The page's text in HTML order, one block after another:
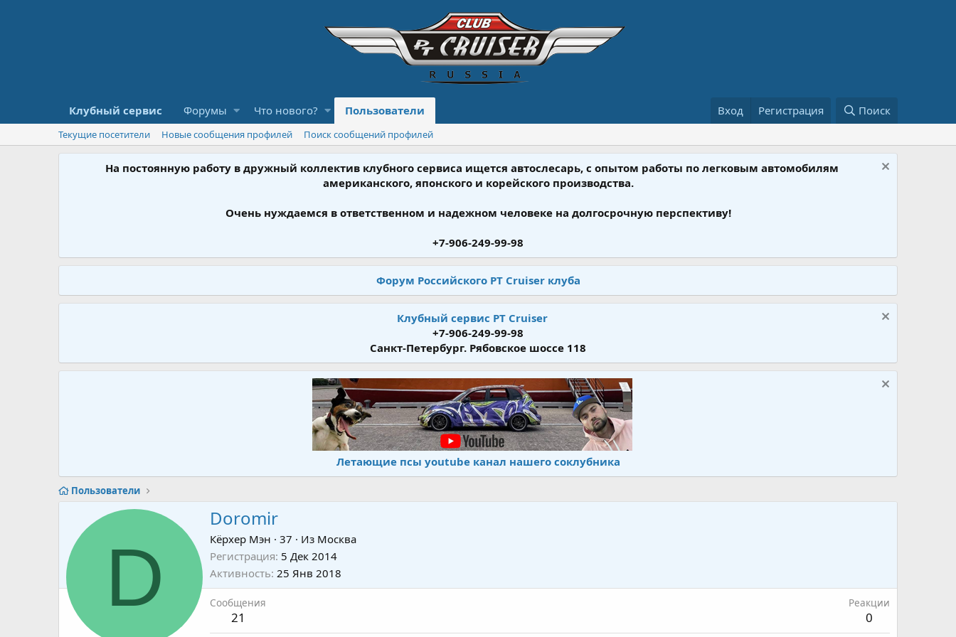
Клубный сервис Форумы Что нового? Пользователи Вход Регистрация Поиск
Текущие посетители Новые сообщения профилей Поиск сообщений профилей
На постоянную работу в дружный коллектив клубного сервиса ищется автослесарь, с опытом работы по легковым автомобилям
американского, японского и корейского производства.
Очень нуждаемся в ответственном и надежном человеке на долгосрочную перспективу!
+7-906-249-99-98
Форум Российского PT Cruiser клуба
Клубный сервис PT Cruiser
+7-906-249-99-98
Санкт-Петербург. Рябовское шоссе 118
Летающие псы youtube канал нашего соклубника
Пользователи
D
Doromir
Кёрхер Мэн · 37 · Из Москва
Регистрация 5 Дек 2014
Активность 25 Янв 2018
Сообщения
21
Реакции
0